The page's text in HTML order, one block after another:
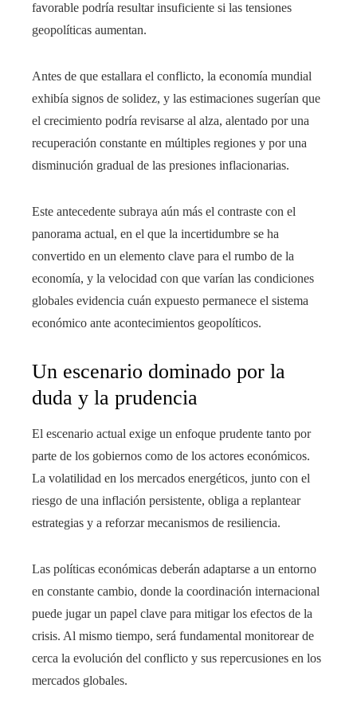
favorable podría resultar insuficiente si las tensiones
geopolíticas aumentan.
Antes de que estallara el conflicto, la economía mundial
exhibía signos de solidez, y las estimaciones sugerían que
el crecimiento podría revisarse al alza, alentado por una
recuperación constante en múltiples regiones y por una
disminución gradual de las presiones inflacionarias.
Este antecedente subraya aún más el contraste con el
panorama actual, en el que la incertidumbre se ha
convertido en un elemento clave para el rumbo de la
economía, y la velocidad con que varían las condiciones
globales evidencia cuán expuesto permanece el sistema
económico ante acontecimientos geopolíticos.
Un escenario dominado por la
duda y la prudencia
El escenario actual exige un enfoque prudente tanto por
parte de los gobiernos como de los actores económicos.
La volatilidad en los mercados energéticos, junto con el
riesgo de una inflación persistente, obliga a replantear
estrategias y a reforzar mecanismos de resiliencia.
Las políticas económicas deberán adaptarse a un entorno
en constante cambio, donde la coordinación internacional
puede jugar un papel clave para mitigar los efectos de la
crisis. Al mismo tiempo, será fundamental monitorear de
cerca la evolución del conflicto y sus repercusiones en los
mercados globales.